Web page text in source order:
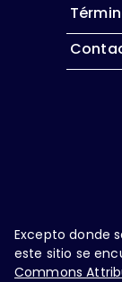
Excepto donde
este sitio se
Commons